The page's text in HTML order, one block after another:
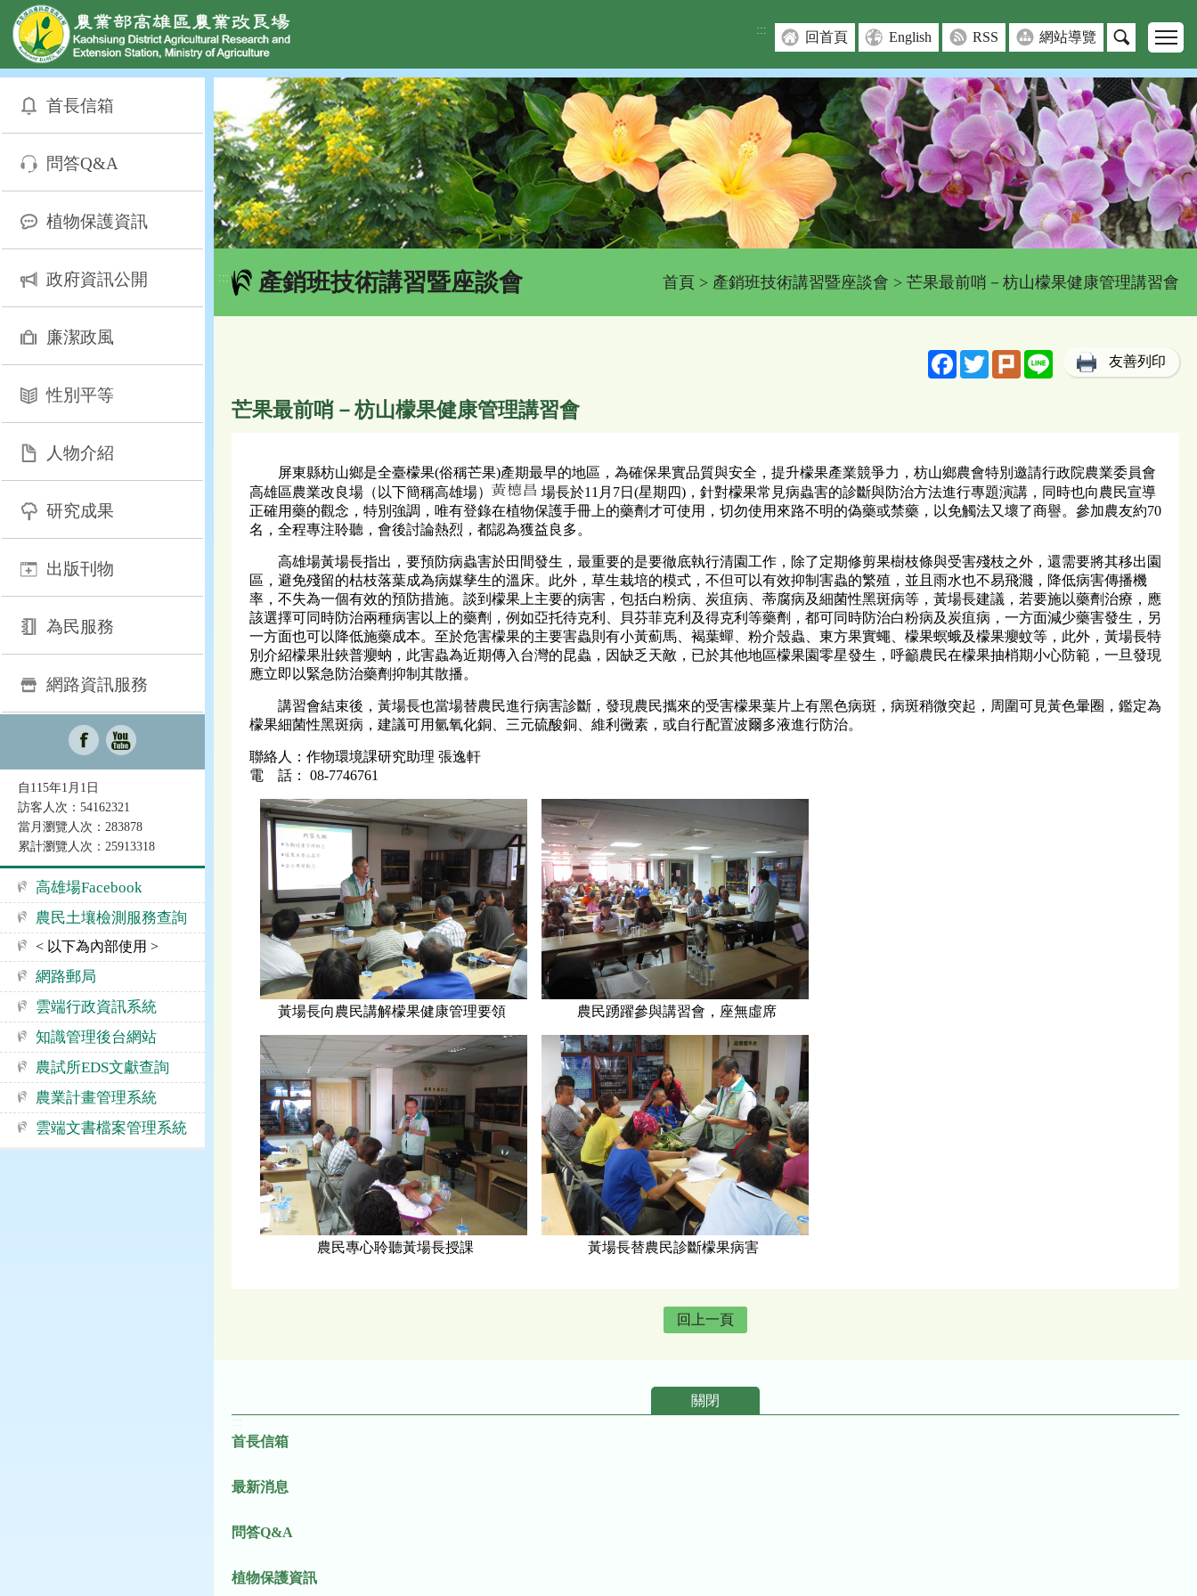
網頁置頂
::: 回首頁 English RSS 網站導覽
首長信箱
問答Q&A
植物保護資訊
政府資訊公開
廉潔政風
性別平等
人物介紹
研究成果
出版刊物
為民服務
網路資訊服務
自115年1月1日
訪客人次：54162321
當月瀏覽人次：283878
累計瀏覽人次：25913318
高雄場Facebook
農民土壤檢測服務查詢
< 以下為內部使用 >
網路郵局
雲端行政資訊系統
知識管理後台網站
農試所EDS文獻查詢
農業計畫管理系統
雲端文書檔案管理系統
::: 產銷班技術講習暨座談會 首頁 > 產銷班技術講習暨座談會 > 芒果最前哨－枋山檬果健康管理講習會
FacebookTwitterPlurk Line 友善列印
芒果最前哨－枋山檬果健康管理講習會
屏東縣枋山鄉是全臺檬果(俗稱芒果)產期最早的地區，為確保果實品質與安全，提升檬果產業競爭力，枋山鄉農會特別邀請行政院農業委員會
高雄區農業改良場（以下簡稱高雄場）
場長於11月7日(星期四)，針對檬果常見病蟲害的診斷與防治方法進行專題演講，同時也向農民宣導
正確用藥的觀念，特別強調，唯有登錄在植物保護手冊上的藥劑才可使用，切勿使用來路不明的偽藥或禁藥，以免觸法又壞了商譽。參加農友約70
名，全程專注聆聽，會後討論熱烈，都認為獲益良多。
高雄場黃場長指出，要預防病蟲害於田間發生，最重要的是要徹底執行清園工作，除了定期修剪果樹枝條與受害殘枝之外，還需要將其移出園
區，避免殘留的枯枝落葉成為病媒孳生的溫床。此外，草生栽培的模式，不但可以有效抑制害蟲的繁殖，並且雨水也不易飛濺，降低病害傳播機
率，不失為一個有效的預防措施。談到檬果上主要的病害，包括白粉病、炭疽病、蒂腐病及細菌性黑斑病等，黃場長建議，若要施以藥劑治療，應
該選擇可同時防治兩種病害以上的藥劑，例如亞托待克利、貝芬菲克利及得克利等藥劑，都可同時防治白粉病及炭疽病，一方面減少藥害發生，另
一方面也可以降低施藥成本。至於危害檬果的主要害蟲則有小黃薊馬、褐葉蟬、粉介殼蟲、東方果實蠅、檬果螟蛾及檬果癭蚊等，此外，黃場長特
別介紹檬果壯鋏普癭蚋，此害蟲為近期傳入台灣的昆蟲，因缺乏天敵，已於其他地區檬果園零星發生，呼籲農民在檬果抽梢期小心防範，一旦發現
應立即以緊急防治藥劑抑制其散播。
講習會結束後，黃場長也當場替農民進行病害診斷，發現農民攜來的受害檬果葉片上有黑色病斑，病斑稍微突起，周圍可見黃色暈圈，鑑定為
檬果細菌性黑斑病，建議可用氫氧化銅、三元硫酸銅、維利黴素，或自行配置波爾多液進行防治。
聯絡人：作物環境課研究助理 張逸軒
電 話： 08-7746761
黃場長向農民講解檬果健康管理要領 農民踴躍參與講習會，座無虛席
農民專心聆聽黃場長授課 黃場長替農民診斷檬果病害
回上一頁
關閉
首長信箱
最新消息
問答Q&A
植物保護資訊